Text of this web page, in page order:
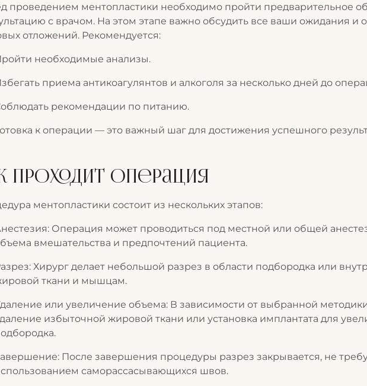
проведением ментопластики необходимо пройти предварительное
с врачом. На этом этапе важно обсудить все ваши ожидания и
отложений. Рекомендуется:
необходимые анализы.
приема антикоагулянтов и алкоголя за несколько дней до
рекомендации по питанию.
к операции — это важный шаг для достижения успешного
проходит операция
ментопластики состоит из нескольких этапов:
Операция может проводиться под местной или общей
вмешательства и предпочтений пациента.
Хирург делает небольшой разрез в области подбородка или
ткани и мышцам.
или увеличение объема: В зависимости от выбранной
избыточной жировой ткани или установка имплантата для
После завершения процедуры разрез закрывается, не
саморассасывающихся швов.